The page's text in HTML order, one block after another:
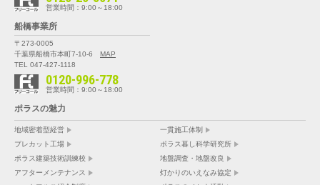
営業時間：9:00～18:00
船橋事業所
〒273-0005
千葉県船橋市本町7-10-6
MAP
TEL 047-427-1118
0120-996-778
営業時間：9:00～18:00
ポラスの魅力
地域密着型経営
一貫施工体制
プレカット工場
ポラス暮し科学研究所
ポラス建築技術訓練校
地盤調査・地盤改良
アフターメンテナンス
灯かりのいえなみ協定